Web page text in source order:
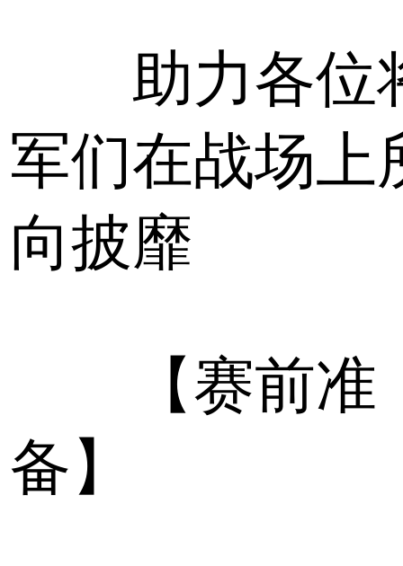
助力各位
军们在战场上
向披靡
【赛前准
备】